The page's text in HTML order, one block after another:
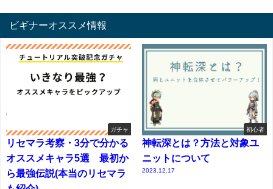
ビギナーオススメ情報
ガチャ
リセマラ考察・3分で分かる
オススメキャラ5選 最初か
ら最強伝説(本当のリセマラ
初心者
神転深とは？方法と対象ユ
ニットについて
2023.12.17